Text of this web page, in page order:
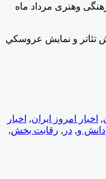
وهنری مرداد ماه
بخش تئاتر و نمايش عروسكي
, اخبار امروز ایران, اخبار
دانش و, در , رقابت بخش,